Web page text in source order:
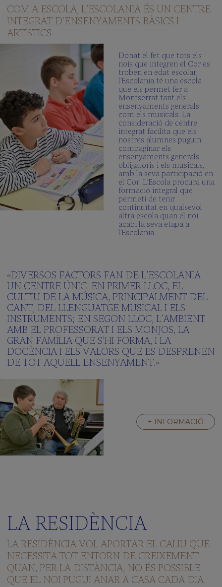
COM A ESCOLA, L’ESCOLANIA ÉS UN CENTRE
INTEGRAT D’ENSENYAMENTS BÀSICS I
ARTÍSTICS.
Donat el fet que tots els
nois que integren el Cor es
troben en edat escolar,
l’Escolania té una escola
que els permet fer a
Montserrat tant els
ensenyaments generals
com els musicals. La
consideració de centre
integrat facilita que els
nostres alumnes puguin
compaginar els
ensenyaments generals
obligatoris i els musicals,
amb la seva participació en
el Cor. L’Escola procura una
formació integral que
permeti de tenir
continuïtat en qualsevol
altra escola quan el noi
acabi la seva etapa a
l’Escolania.
«DIVERSOS FACTORS FAN DE L’ESCOLANIA
UN CENTRE ÚNIC. EN PRIMER LLOC, EL
CULTIU DE LA MÚSICA, PRINCIPALMENT DEL
CANT, DEL LLENGUATGE MUSICAL I ELS
INSTRUMENTS; EN SEGON LLOC, L’AMBIENT
AMB EL PROFESSORAT I ELS MONJOS, LA
GRAN FAMÍLIA QUE S’HI FORMA, I LA
DOCÈNCIA I ELS VALORS QUE ES DESPRENEN
DE TOT AQUELL ENSENYAMENT.»
+ INFORMACIÓ
LA RESIDÈNCIA
LA RESIDÈNCIA VOL APORTAR EL CALIU QUE
NECESSITA TOT ENTORN DE CREIXEMENT
QUAN, PER LA DISTÀNCIA, NO ÉS POSSIBLE
QUE EL NOI PUGUI ANAR A CASA CADA DIA.